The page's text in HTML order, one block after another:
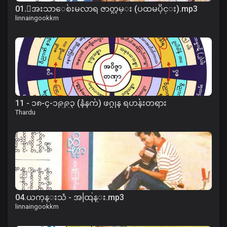
01.ေအးသာေစ်းမလာရ ဇာတ္လမ္း (ပထမပိုင္း).mp3
linnaingookkm
11 - ၁၈-၄-၁၉၉၃ (နံနက်) ဖဂ္ဂုန ရဟန်းတရား
Thardu
04.ယကၠန္းသံ - အထြန္း.mp3
linnaingookkm